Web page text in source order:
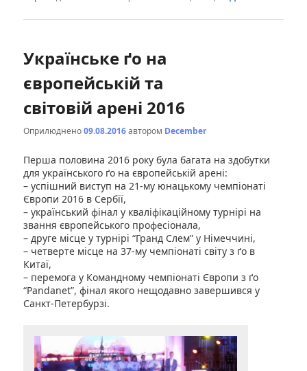
Українське ґо на
європейській та
світовій арені 2016
Оприлюднено09.08.2016автором December
Перша половина 2016 року була багата на здобутки
для українського ґо на європейській арені:
– успішний виступ на 21-му юнацькому чемпіонаті
Європи 2016 в Сербії,
– український фінал у кваліфікаційному турнірі на
звання європейського професіонала,
– друге місце у турнірі “Гранд Слем” у Німеччині,
– четверте місце на 37-му чемпіонаті світу з ґо в
Китаї,
– перемога у Командному чемпіонаті Європи з ґо
“Pandanet”, фінал якого нещодавно завершився у
Санкт-Петербурзі.